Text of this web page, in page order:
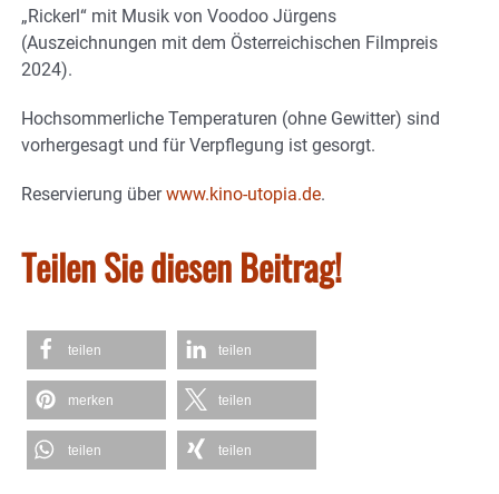
„Rickerl“ mit Musik von Voodoo Jürgens
(Auszeichnungen mit dem Österreichischen Filmpreis
2024).
Hochsommerliche Temperaturen (ohne Gewitter) sind
vorhergesagt und für Verpflegung ist gesorgt.
Reservierung überwww.kino-utopia.de.
Teilen Sie diesen Beitrag!
teilen teilen
merken teilen
teilen teilen